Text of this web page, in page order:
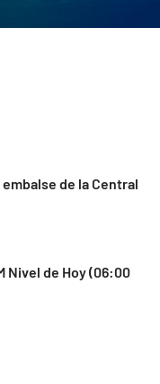
de la Central
Nivel de Hoy (06:00